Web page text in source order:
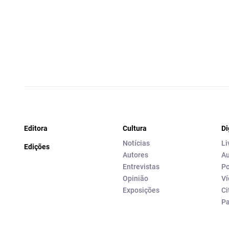
Editora
Edições
Cultura
Notícias
Autores
Entrevistas
Opinião
Exposições